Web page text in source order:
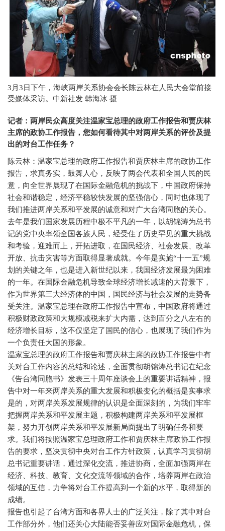
3 月 3 日下午，海峡两岸关系协会会长陈云林在人民大会堂前接
受媒体采访。中新社发 韩海冰 摄
记者：两岸民众高度关注温家宝总理的政府工作报告和贾庆林
主席的政协工作报告，您如何看待其中对两岸关系的评价及提
出的对台工作任务？
陈云林：温家宝总理的政府工作报告和贾庆林主席的政协工作
报告，求真务实，鼓舞人心，反映了两会代表和全国人民的民
意，向全世界展现了在国际金融危机的挑战下，中国政府保持
社会和谐稳定，经济平稳较快发展的坚强信心，同时也体现了
我们推进两岸关系和平发展的诚意和对广大台湾同胞的关心。
去年是我们国家发展历程中极不平凡的一年，以胡锦涛为总书
记的党中央率领全国各族人民，经受住了历史罕见的重大挑战
和考验，迎难而上，开拓进取，在国民经济、社会发展、改革
开放、抗击灾害等方面取得显著成就。今年是实施“十一五”规
划的关键之年，也是进入新世纪以来，我国经济发展最为困难
的一年。在国际金融危机导致全球经济增长减速的大背景下，
作为世界第三大经济体的中国，国民经济与社会发展的走势备
受关注。温家宝总理在政府工作报告中宣布，中国政府将通过
积极财政政策和大规模减税来扩大内需，达到百分之八左右的
经济增长目标，这不仅坚定了国民的信心，也展现了我们作为
一个负责任大国的形象。
温家宝总理的政府工作报告和贾庆林主席的政协工作报告中有
关对台工作内容的总结和论述，全面贯彻胡锦涛总书记在纪念
《告台湾同胞书》发表三十周年座谈会上的重要讲话精神，报
告中对一年来两岸关系的重大发展和积极变化的概括是实事求
是的，对两岸关系发展规律的认识是全面深刻的，为我们牢牢
把握两岸关系和平发展主题，积极构建两岸关系和平发展框
架，努力开创两岸关系和平发展新局面提出了明确任务和要
求。我们将按照温家宝总理政府工作和贾庆林主席政协工作报
告的要求，坚决贯彻中央对台工作方针政策，认真学习贯彻胡
总书记重要讲话，通过深化交流，推进协商，全面加强两岸在
经济、科技、教育、文化交流等领域的合作，培养两岸在政治
领域的互信，力争将对台工作提高到一个新的水平，取得新的
成绩。
报告也引起了台湾方面和各界人士的广泛关注，除了其中对台
工作部分外，他们还关心大陆能否妥善应对国际金融危机，保